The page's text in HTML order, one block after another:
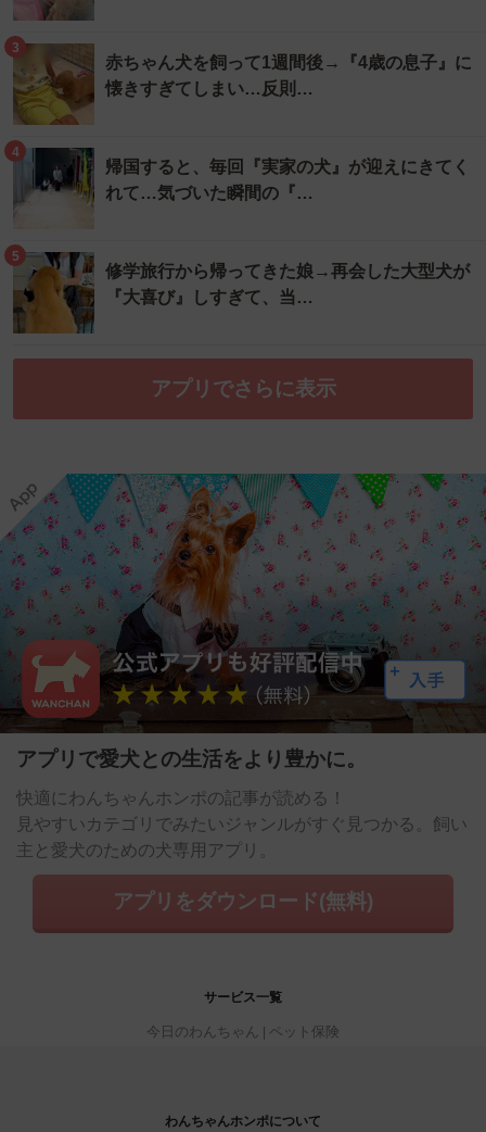
3
赤ちゃん犬を飼って1週間後→『4歳の息子』に
懐きすぎてしまい…反則…
4
帰国すると、毎回『実家の犬』が迎えにきてく
れて…気づいた瞬間の『…
5
修学旅行から帰ってきた娘→再会した大型犬が
『大喜び』しすぎて、当…
アプリでさらに表示
アプリで愛犬との生活をより豊かに。
快適にわんちゃんホンポの記事が読める！
見やすいカテゴリでみたいジャンルがすぐ見つかる。飼い
主と愛犬のための犬専用アプリ。
アプリをダウンロード(無料)
サービス一覧
今日のわんちゃん ペット保険
わんちゃんホンポについて